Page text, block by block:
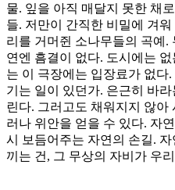
물. 잎을 아직 매달지 못한 채
들. 저만이 간직한 비밀에 겨
리를 거머쥔 소나무들의 곡예.
연엔 흠결이 없다. 도시에는
는 이 극장에는 입장료가 없다
기는 일이 있던가. 은근히 바
린다. 그러고도 채워지지 않아
러나 위안을 얻을 수 있다. 자
시 보듬어주는 자연의 손길.
끼는 건, 그 무상의 자비가 우